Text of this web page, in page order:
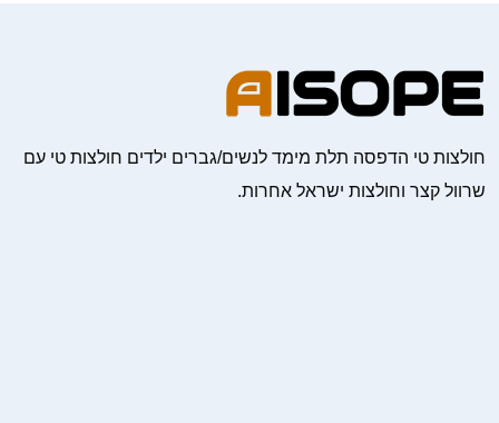
חולצות טי הדפסה תלת מימד לנשים/גברים ילדים חולצות טי עם
שרוול קצר וחולצות ישראל אחרות.